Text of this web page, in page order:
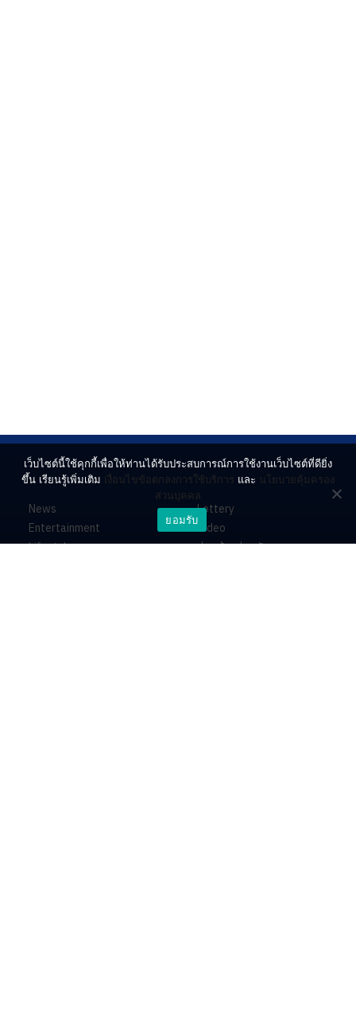
News
Entertainment
Lifestyle
Lottery
Video
ร่วมด้วยช่วยกัน
เว็บไซต์นี้ใช้คุกกี้เพื่อให้ท่านได้รับประสบการณ์การใช้งานเว็บไซต์ที่ดียิ่ง
ขึ้น เรียนรู้เพิ่มเติม เงื่อนไขข้อตกลงการใช้บริการ และ นโยบายคุ้มครอง
ส่วนบุคคล
ยอมรับ